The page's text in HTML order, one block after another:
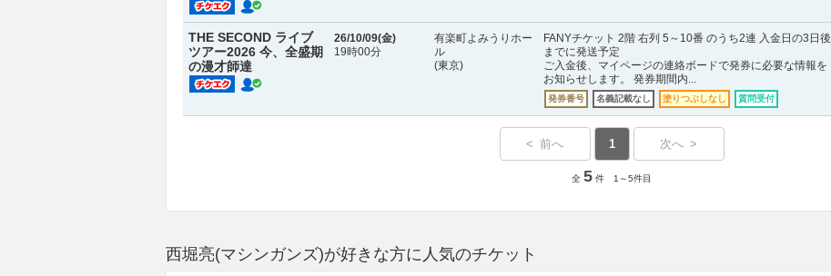
THE SECOND ライブ
ツアー2026 今、全盛期
の漫才師達
26/10/09(金)
19時00分
有楽町よみうりホー
ル
(東京)
FANYチケット 2階 右列 5～10番 のうち2連 入金日の3日後
までに発送予定
ご入金後、マイページの連絡ボードで発券に必要な情報を
お知らせします。 発券期間内...
発券番号 名義記載なし 塗りつぶしなし 質問受付
< 前へ 1 次へ >
全 5 件 1～5件目
西堀亮(マシンガンズ)が好きな方に人気のチケット